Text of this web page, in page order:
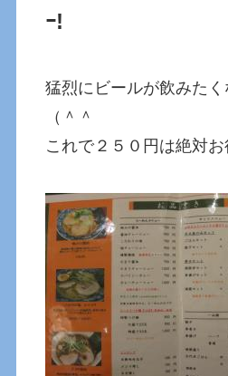
ｰ!
猛烈にビールが飲みた
（＾＾
これで２５０円は絶対お